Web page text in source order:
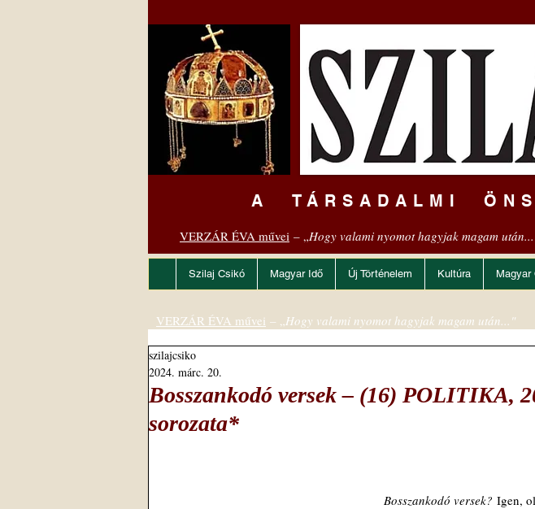
A TÁRSADALMI
VERZÁR ÉVA művei – „Hogy valami nyomot hagyjak magam
Szilaj Csikó Magyar Idő Új Történelem Kultúra Magyar
Bosszankodó versek – (16) POLITIKA,
sorozata*
szilajcsiko
2024. márc. 20.
Bosszankodó versek? Igen,
VERZÁR ÉVA művei – „Hogy valami nyomot hagyjak magam után..."